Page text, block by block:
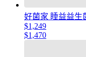
好菌家 睡益益生
$1,249
$1,470